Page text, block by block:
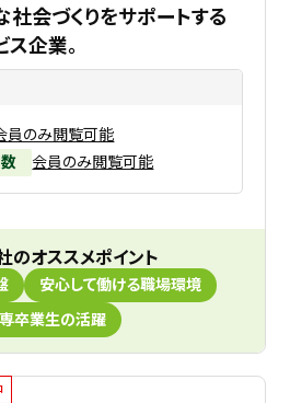
社会づくりをサポートする
企業。
員のみ閲覧可能
会員のみ閲覧可能
のオススメポイント
安心して働ける職場環境
卒業生の活躍